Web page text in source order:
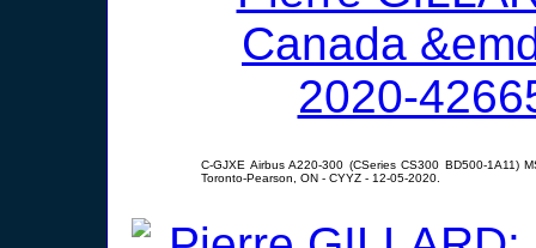
C-GJXE Airbus A220-300 (CSeries CS300 BD500-1A11)
Toronto-Pearson, ON - CYYZ - 12-05-2020.